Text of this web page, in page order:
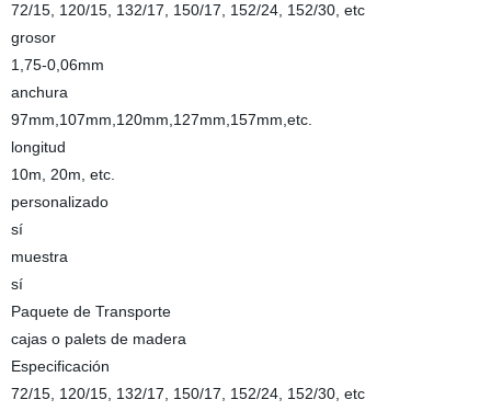
72/15, 120/15, 132/17, 150/17, 152/24, 152/30, etc
grosor
1,75-0,06mm
anchura
97mm,107mm,120mm,127mm,157mm,etc.
longitud
10m, 20m, etc.
personalizado
sí
muestra
sí
Paquete de Transporte
cajas o palets de madera
Especificación
72/15, 120/15, 132/17, 150/17, 152/24, 152/30, etc